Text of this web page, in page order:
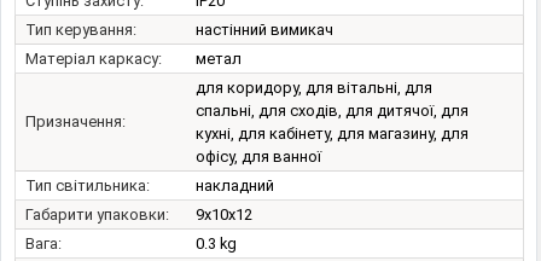
Тип керування:
настінний вимикач
Матеріал каркасу:
метал
Призначення:
для коридору, для вітальні, для
спальні, для сходів, для дитячої, для
кухні, для кабінету, для магазину, для
офісу, для ванної
Тип світильника:
накладний
Габарити упаковки:
9x10x12
Вага:
0.3 kg